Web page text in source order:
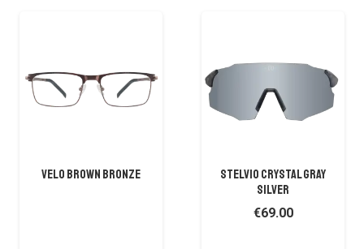
VELO BROWN BRONZE
STELVIO CRYSTAL GRAY
SILVER
€69.00